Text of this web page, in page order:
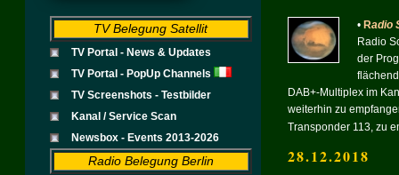
TV Belegung Satellit
TV Portal - News & Updates
TV Portal - PopUp Channels
TV Screenshots - Testbilder
Kanal / Service Scan
Newsbox - Events 2013-2026
Radio Belegung Berlin
• Radio
Radio
der
DAB+-Multiplex im
weiterhin zu
Transponder 113, zu
28.12.2018